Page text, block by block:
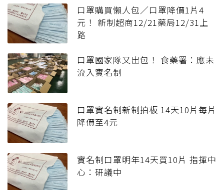
口罩購買懶人包／口罩降價1片4
元！ 新制超商12/21藥局12/31上
路
口罩國家隊又出包！ 食藥署：應未
流入實名制
口罩實名制新制拍板 14天10片每片
降價至4元
實名制口罩明年14天買10片 指揮中
心：研議中